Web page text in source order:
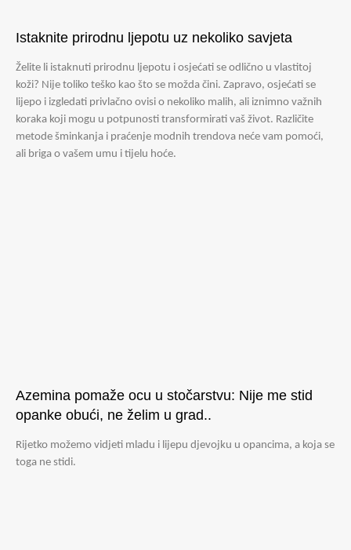
Istaknite prirodnu ljepotu uz nekoliko savjeta
Želite li istaknuti prirodnu ljepotu i osjećati se odlično u vlastitoj
koži? Nije toliko teško kao što se možda čini. Zapravo, osjećati se
lijepo i izgledati privlačno ovisi o nekoliko malih, ali iznimno važnih
koraka koji mogu u potpunosti transformirati vaš život. Različite
metode šminkanja i praćenje modnih trendova neće vam pomoći,
ali briga o vašem umu i tijelu hoće.
Azemina pomaže ocu u stočarstvu: Nije me stid
opanke obući, ne želim u grad..
Rijetko možemo vidjeti mladu i lijepu djevojku u opancima, a koja se
toga ne stidi.